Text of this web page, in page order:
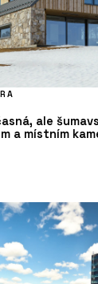
ale
a místním